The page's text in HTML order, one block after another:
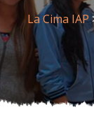
La Cima IAP